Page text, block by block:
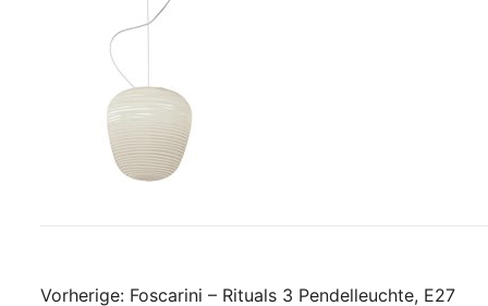
Vorherige: Foscarini – Rituals 3 Pendelleuchte, E27